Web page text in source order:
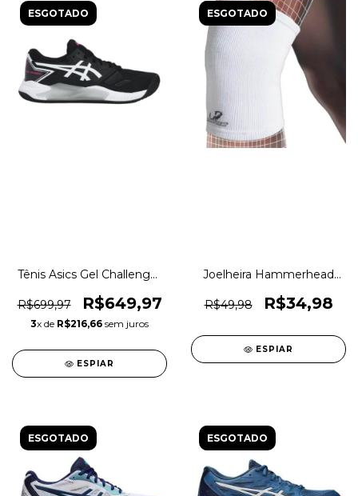
ESGOTADO
Tênis Asics Gel Challenger
1magnus
R$699,97 R$649,97
3x de R$216,66 sem juros
ESPIAR
ESGOTADO
Joelheira Hammerhead
Gear Original 1magnus
R$49,98 R$34,98
ESPIAR
ESGOTADO ESGOTADO